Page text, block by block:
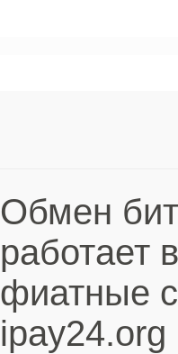
Обмен
работает
фиатные
ipay24.org